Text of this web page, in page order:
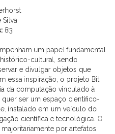
Silva
83
um papel fundamental
cultural, sendo
e divulgar objetos que
essa inspiração, o projeto Bit
da computação vinculado à
quer ser um espaço científico-
instalado em um veículo do
científica e tecnológica. O
por artefatos